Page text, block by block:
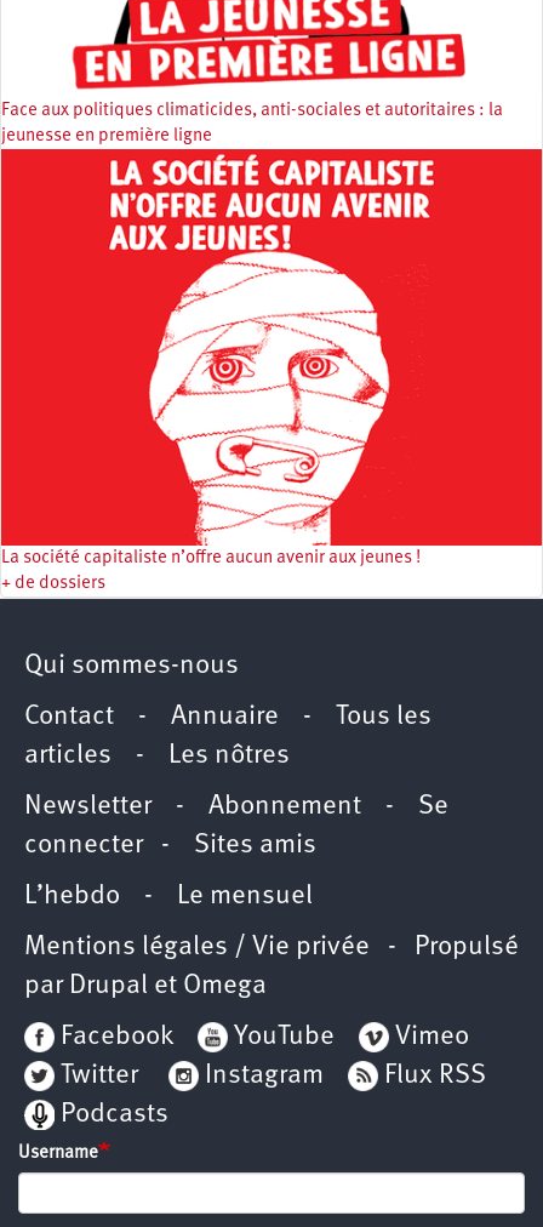
Face aux politiques climaticides, anti-sociales et autoritaires : la
jeunesse en première ligne
La société capitaliste n’offre aucun avenir aux jeunes !
+ de dossiers
Qui sommes-nous
Contact - Annuaire -
Tous les
articles - Les nôtres
Newsletter- Abonnement - Se
connecter- Sites amis
L’hebdo - Le mensuel
Mentions légales / Vie privée - Propulsé
par Drupal et Omega
Facebook
YouTube
Vimeo
Twitter
Instagram
Flux RSS
Podcasts
Username